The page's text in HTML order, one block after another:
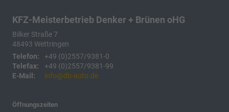
KFZ-Meisterbetrieb Denker + Brünen oHG
Bilker Straße 7
48493 Wettringen
Telefon:
+49 (0)2557/9381-0
Telefax:
+49 (0)2557/9381-99
E-Mail:
info@db-auto.de
Öffnungszeiten